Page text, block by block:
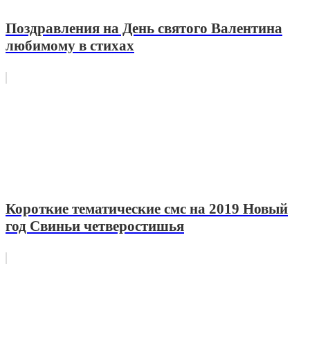
Поздравления на День святого Валентина
любимому в стихах
Короткие тематические смс на 2019 Новый
год Свиньи четверостишья